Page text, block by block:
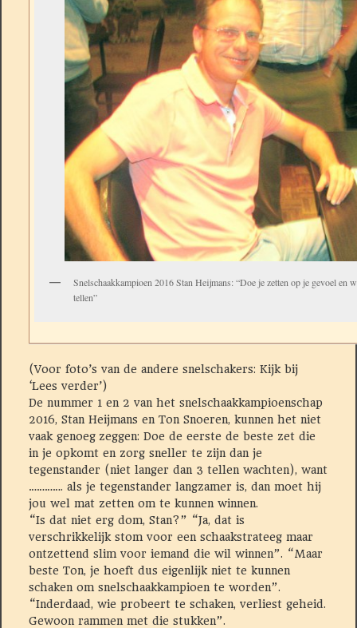
Snelschaakkampioen 2016 Stan Heijmans: “Doe je zetten op je gevoel en
tellen”
(Voor foto’s van de andere snelschakers: Kijk bij
‘Lees verder’)
De nummer 1 en 2 van het snelschaakkampioenschap
2016, Stan Heijmans en Ton Snoeren, kunnen het niet
vaak genoegzeggen: Doe de eerste de beste zet die
in je opkomt en zorg sneller te zijn dan je
tegenstander (niet langer dan 3 tellen wachten), want
…………. als je tegenstander langzamer is, dan moet hij
jou wel mat zetten om te kunnen winnen.
“Is dat niet erg dom, Stan?” “Ja, dat is
verschrikkelijk stom voor een schaakstrateeg maar
ontzettend slim voor iemand die wil winnen”. “Maar
beste Ton, je hoeft dus eigenlijk niet te kunnen
schaken om snelschaakkampioen te worden”.
“Inderdaad, wie probeert te schaken, verliest geheid.
Gewoon rammen met die stukken”.